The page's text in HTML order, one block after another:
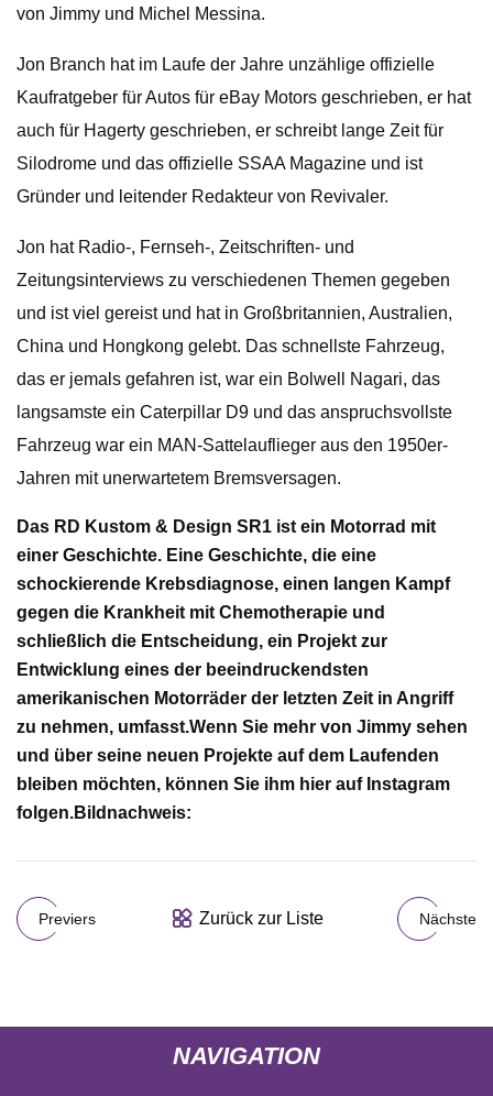
von Jimmy und Michel Messina.
Jon Branch hat im Laufe der Jahre unzählige offizielle
Kaufratgeber für Autos für eBay Motors geschrieben, er hat
auch für Hagerty geschrieben, er schreibt lange Zeit für
Silodrome und das offizielle SSAA Magazine und ist
Gründer und leitender Redakteur von Revivaler.
Jon hat Radio-, Fernseh-, Zeitschriften- und
Zeitungsinterviews zu verschiedenen Themen gegeben
und ist viel gereist und hat in Großbritannien, Australien,
China und Hongkong gelebt. Das schnellste Fahrzeug,
das er jemals gefahren ist, war ein Bolwell Nagari, das
langsamste ein Caterpillar D9 und das anspruchsvollste
Fahrzeug war ein MAN-Sattelauflieger aus den 1950er-
Jahren mit unerwartetem Bremsversagen.
Das RD Kustom & Design SR1 ist ein Motorrad mit
einer Geschichte. Eine Geschichte, die eine
schockierende Krebsdiagnose, einen langen Kampf
gegen die Krankheit mit Chemotherapie und
schließlich die Entscheidung, ein Projekt zur
Entwicklung eines der beeindruckendsten
amerikanischen Motorräder der letzten Zeit in Angriff
zu nehmen, umfasst.Wenn Sie mehr von Jimmy sehen
und über seine neuen Projekte auf dem Laufenden
bleiben möchten, können Sie ihm hier auf Instagram
folgen.Bildnachweis:
Previers Zurück zur Liste Nächste
NAVIGATION